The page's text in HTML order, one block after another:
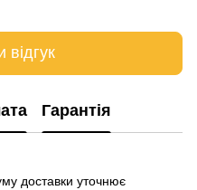
відгук
Гарантія
доставки уточнює